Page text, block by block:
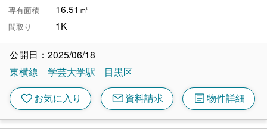
専有面積 16.51㎡
間取り 1K
公開日：2025/06/18
東横線
学芸大学駅 目黒区
favoriteお気に入り mail資料請求 article物件詳細